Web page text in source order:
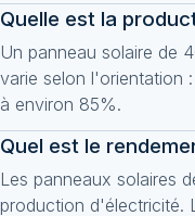
Quelle est la
Un panneau solaire de
varie selon l'orientation
à environ 85%.
Quel est le
Les panneaux solaires
production d'électricité.